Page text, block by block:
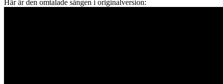
Här är den omtalade sången i originalversion: